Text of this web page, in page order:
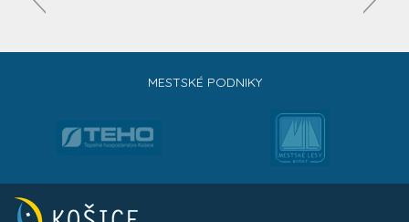
MESTSKÉ PODNIKY